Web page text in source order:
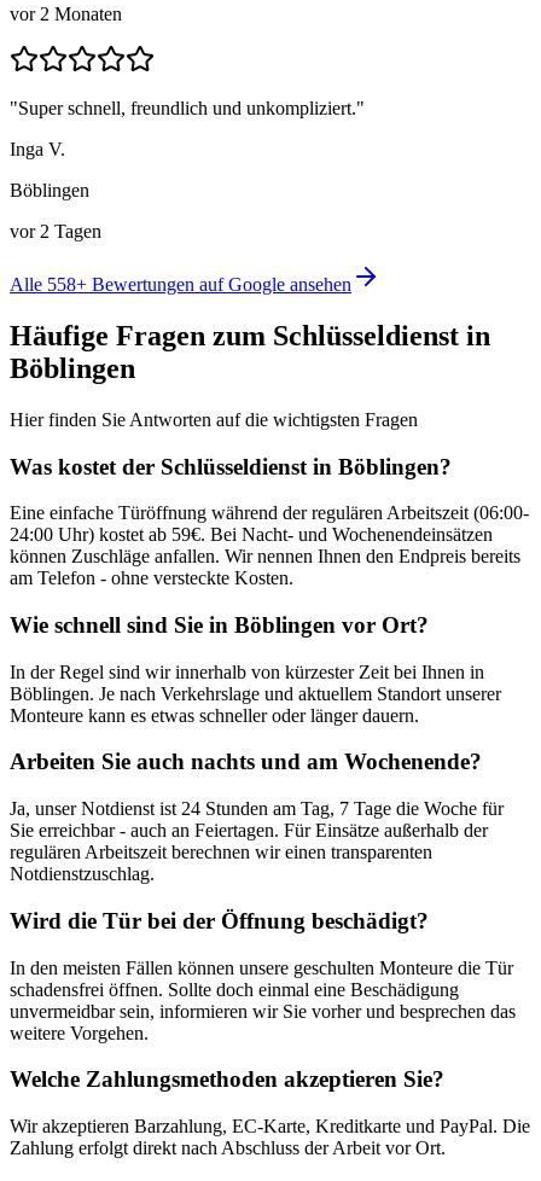
vor 2 Monaten
"Super schnell, freundlich und unkompliziert."
Inga V.
Böblingen
vor 2 Tagen
Alle 558+ Bewertungen auf Google ansehen
Häufige Fragen zum Schlüsseldienst in
Böblingen
Hier finden Sie Antworten auf die wichtigsten Fragen
Was kostet der Schlüsseldienst in Böblingen?
Eine einfache Türöffnung während der regulären Arbeitszeit (06:00-
24:00 Uhr) kostet ab 59€. Bei Nacht- und Wochenendeinsätzen
können Zuschläge anfallen. Wir nennen Ihnen den Endpreis bereits
am Telefon - ohne versteckte Kosten.
Wie schnell sind Sie in Böblingen vor Ort?
In der Regel sind wir innerhalb von kürzester Zeit bei Ihnen in
Böblingen. Je nach Verkehrslage und aktuellem Standort unserer
Monteure kann es etwas schneller oder länger dauern.
Arbeiten Sie auch nachts und am Wochenende?
Ja, unser Notdienst ist 24 Stunden am Tag, 7 Tage die Woche für
Sie erreichbar - auch an Feiertagen. Für Einsätze außerhalb der
regulären Arbeitszeit berechnen wir einen transparenten
Notdienstzuschlag.
Wird die Tür bei der Öffnung beschädigt?
In den meisten Fällen können unsere geschulten Monteure die Tür
schadensfrei öffnen. Sollte doch einmal eine Beschädigung
unvermeidbar sein, informieren wir Sie vorher und besprechen das
weitere Vorgehen.
Welche Zahlungsmethoden akzeptieren Sie?
Wir akzeptieren Barzahlung, EC-Karte, Kreditkarte und PayPal. Die
Zahlung erfolgt direkt nach Abschluss der Arbeit vor Ort.